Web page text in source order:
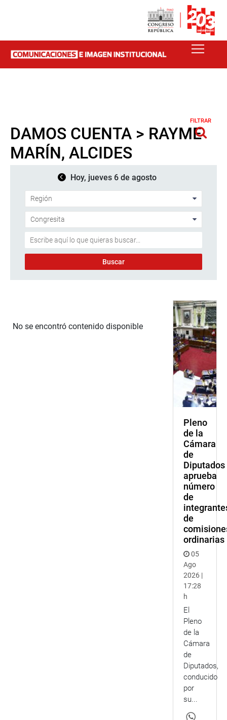
DAMOS CUENTA > RAYME
MARÍN, ALCIDES
FILTRAR
Hoy, jueves 6 de agosto
No se encontró contenido disponible
Pleno
de la
Cámara
de
Diputados
aprueba
número
de
de
ordinarias
05
Ago
2026 |
17:28
h
El
Pleno
de la
Cámara
de
Diputados,
conducido
por
su...